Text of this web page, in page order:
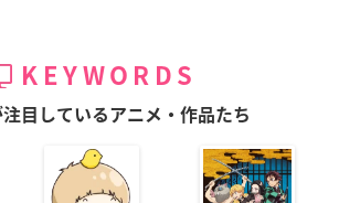
KEYWORDS
目しているアニメ・作品たち